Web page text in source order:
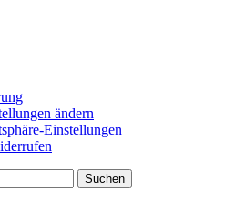
ändern
Einstellungen